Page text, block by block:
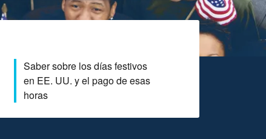
Saber sobre los días festivos
en EE. UU. y el pago de esas
horas